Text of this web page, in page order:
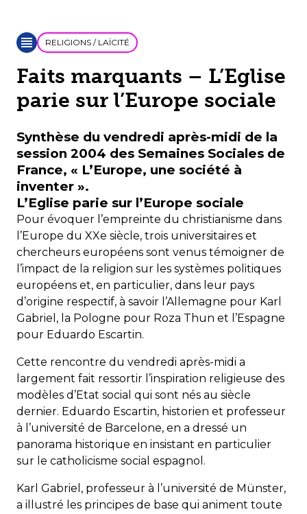
RELIGIONS / LAÏCITÉ
Faits marquants – L’Eglise
parie sur l’Europe sociale
Synthèse du vendredi après-midi de la
session 2004 des Semaines Sociales de
France, « L’Europe, une société à
inventer ».
L’Eglise parie sur l’Europe sociale
Pour évoquer l’empreinte du christianisme dans
l’Europe du XXe siècle, trois universitaires et
chercheurs européens sont venus témoigner de
l’impact de la religion sur les systèmes politiques
européens et, en particulier, dans leur pays
d’origine respectif, à savoir l’Allemagne pour Karl
Gabriel, la Pologne pour Roza Thun et l’Espagne
pour Eduardo Escartin.
Cette rencontre du vendredi après-midi a
largement fait ressortir l’inspiration religieuse des
modèles d’Etat social qui sont nés au siècle
dernier. Eduardo Escartin, historien et professeur
à l’université de Barcelone, en a dressé un
panorama historique en insistant en particulier
sur le catholicisme social espagnol.
Karl Gabriel, professeur à l’université de Münster,
a illustré les principes de base qui animent toute